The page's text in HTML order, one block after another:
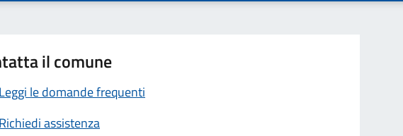
il comune
Leggi le domande frequenti
Richiedi assistenza